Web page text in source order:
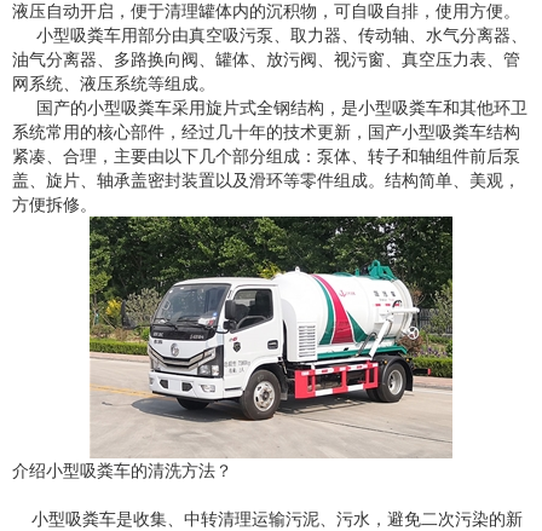
液压自动开启，便于清理罐体内的沉积物，可自吸自排，使用方便。
小型吸粪车用部分由真空吸污泵、取力器、传动轴、水气分离器、
油气分离器、多路换向阀、罐体、放污阀、视污窗、真空压力表、管
网系统、液压系统等组成。
国产的小型吸粪车采用旋片式全钢结构，是小型吸粪车和其他环卫
系统常用的核心部件，经过几十年的技术更新，国产小型吸粪车结构
紧凑、合理，主要由以下几个部分组成：泵体、转子和轴组件前后泵
盖、旋片、轴承盖密封装置以及滑环等零件组成。结构简单、美观，
方便拆修。
介绍小型吸粪车的清洗方法？
小型吸粪车是收集、中转清理运输污泥、污水，避免二次污染的新